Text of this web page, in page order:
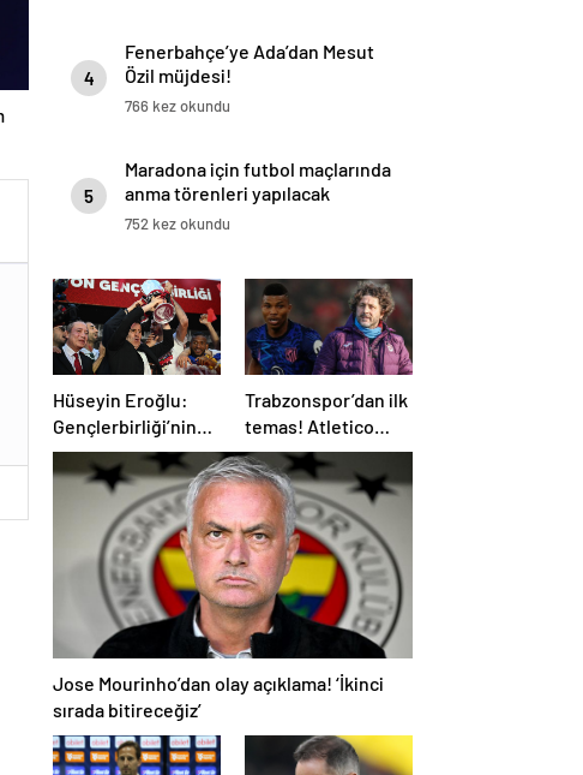
4
Fenerbahçe’ye Ada’dan Mesut
Özil müjdesi!
766 kez okundu
5
Maradona için futbol maçlarında
anma törenleri yapılacak
752 kez okundu
Hüseyin Eroğlu:
Gençlerbirliği’nin
yeri Süper Lig’dir
Trabzonspor’dan ilk
temas! Atletico
Madrid’in yıldızı
gündemde
Jose Mourinho’dan olay açıklama! ‘İkinci
sırada bitireceğiz’